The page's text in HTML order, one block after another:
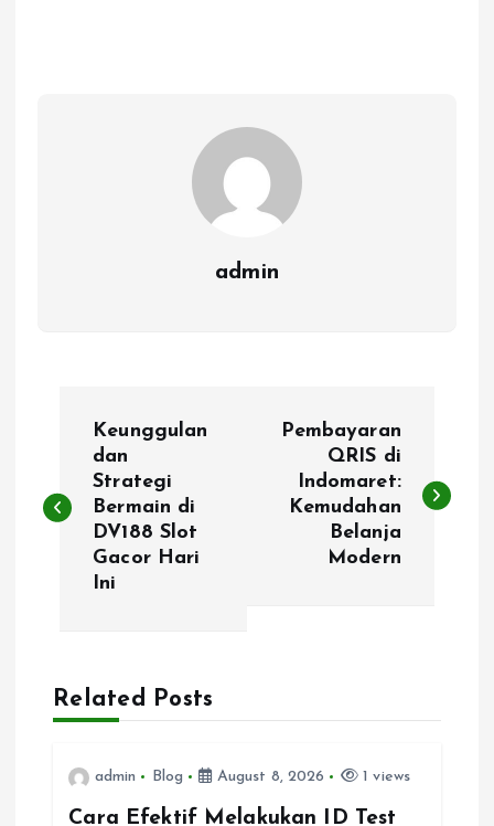
admin
s
a
v
Keunggulan
dan
Strategi
Bermain di
DV188 Slot
Gacor Hari
Ini
Pembayaran
QRIS di
Indomaret:
Kemudahan
Belanja
Modern
Related Posts
admin Blog August 8, 2026 1 views
Cara Efektif Melakukan ID Test